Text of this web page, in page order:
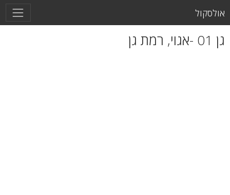
אולסקול
גן 01 -אגוי, רמת גן